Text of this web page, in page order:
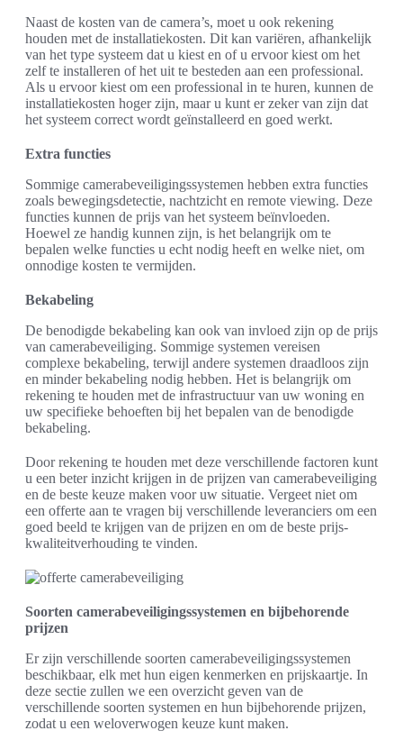
Naast de kosten van de camera’s, moet u ook rekening
houden met de installatiekosten. Dit kan variëren, afhankelijk
van het type systeem dat u kiest en of u ervoor kiest om het
zelf te installeren of het uit te besteden aan een professional.
Als u ervoor kiest om een professional in te huren, kunnen de
installatiekosten hoger zijn, maar u kunt er zeker van zijn dat
het systeem correct wordt geïnstalleerd en goed werkt.
Extra functies
Sommige camerabeveiligingssystemen hebben extra functies
zoals bewegingsdetectie, nachtzicht en remote viewing. Deze
functies kunnen de prijs van het systeem beïnvloeden.
Hoewel ze handig kunnen zijn, is het belangrijk om te
bepalen welke functies u echt nodig heeft en welke niet, om
onnodige kosten te vermijden.
Bekabeling
De benodigde bekabeling kan ook van invloed zijn op de prijs
van camerabeveiliging. Sommige systemen vereisen
complexe bekabeling, terwijl andere systemen draadloos zijn
en minder bekabeling nodig hebben. Het is belangrijk om
rekening te houden met de infrastructuur van uw woning en
uw specifieke behoeften bij het bepalen van de benodigde
bekabeling.
Door rekening te houden met deze verschillende factoren kunt
u een beter inzicht krijgen in de prijzen van camerabeveiliging
en de beste keuze maken voor uw situatie. Vergeet niet om
een offerte aan te vragen bij verschillende leveranciers om een
goed beeld te krijgen van de prijzen en om de beste prijs-
kwaliteitverhouding te vinden.
Soorten camerabeveiligingssystemen en bijbehorende
prijzen
Er zijn verschillende soorten camerabeveiligingssystemen
beschikbaar, elk met hun eigen kenmerken en prijskaartje. In
deze sectie zullen we een overzicht geven van de
verschillende soorten systemen en hun bijbehorende prijzen,
zodat u een weloverwogen keuze kunt maken.